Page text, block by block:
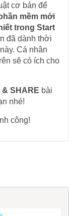
cơ bản để
mềm mới
trong Start
đã dành thời
Cá nhân
sẽ có ích cho
& SHARE bài
nhé!
công!